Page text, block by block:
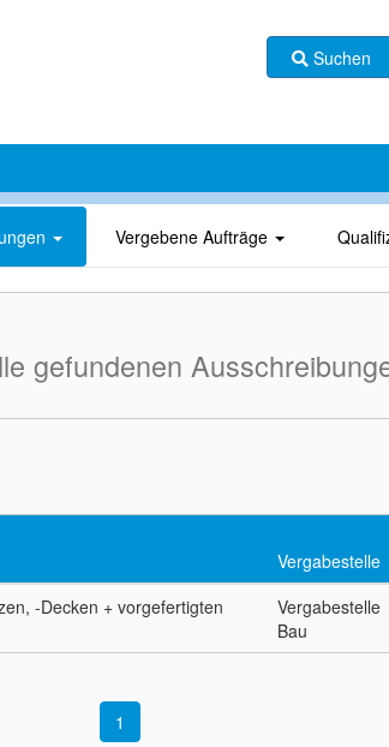
Suchen
Vergebene Aufträge
gefundenen
Vergabestelle
-Decken + vorgefertigten
Vergabestelle
Bau
1